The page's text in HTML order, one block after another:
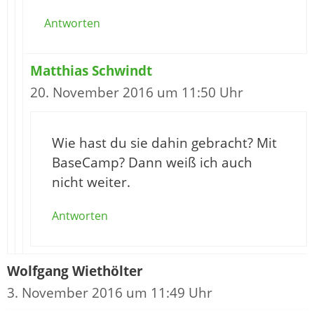
Antworten
Matthias Schwindt
20. November 2016 um 11:50 Uhr
Wie hast du sie dahin gebracht? Mit
BaseCamp? Dann weiß ich auch
nicht weiter.
Antworten
Wolfgang Wiethölter
3. November 2016 um 11:49 Uhr